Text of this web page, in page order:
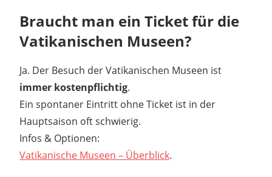
Braucht man ein Ticket für die
Vatikanischen Museen?
Ja. Der Besuch der Vatikanischen Museen ist
immer kostenpflichtig.
Ein spontaner Eintritt ohne Ticket ist in der
Hauptsaison oft schwierig.
Infos & Optionen:
Vatikanische Museen – Überblick.